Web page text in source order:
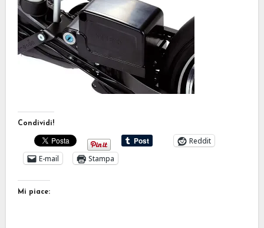
Condividi!
Reddit
E-mail
Stampa
Mi piace: